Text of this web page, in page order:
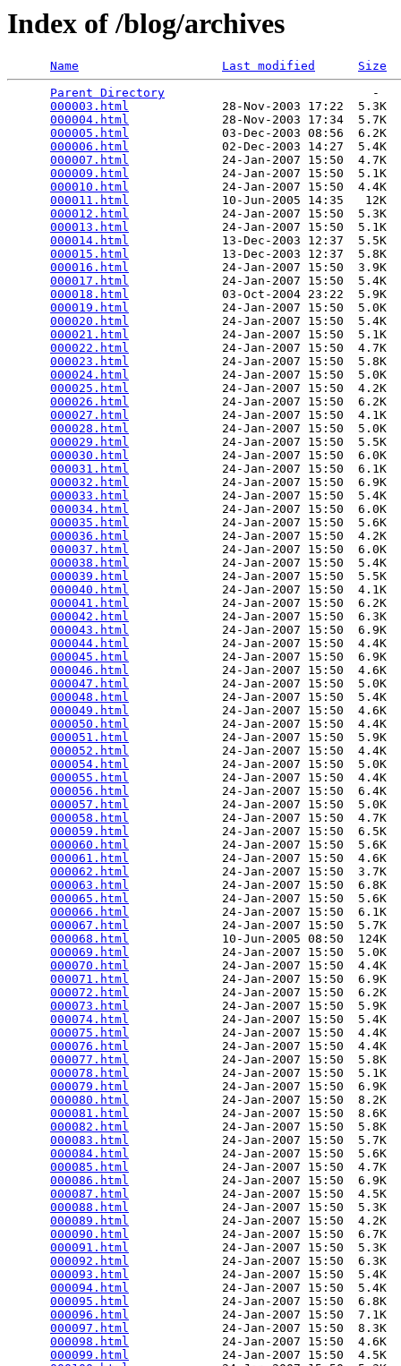
Index of /blog/archives
Name Last modified
Size
Parent Directory
                             -
000003.html
             28-Nov-2003 17:22  5.3K
000004.html
             28-Nov-2003 17:34  5.7K
000005.html
             03-Dec-2003 08:56  6.2K
000006.html
             02-Dec-2003 14:27  5.4K
000007.html
             24-Jan-2007 15:50  4.7K
000009.html
             24-Jan-2007 15:50  5.1K
000010.html
             24-Jan-2007 15:50  4.4K
000011.html
             10-Jun-2005 14:35   12K
000012.html
             24-Jan-2007 15:50  5.3K
000013.html
             24-Jan-2007 15:50  5.1K
000014.html
             13-Dec-2003 12:37  5.5K
000015.html
             13-Dec-2003 12:37  5.8K
000016.html
             24-Jan-2007 15:50  3.9K
000017.html
             24-Jan-2007 15:50  5.4K
000018.html
             03-Oct-2004 23:22  5.9K
000019.html
             24-Jan-2007 15:50  5.0K
000020.html
             24-Jan-2007 15:50  5.4K
000021.html
             24-Jan-2007 15:50  5.1K
000022.html
             24-Jan-2007 15:50  4.7K
000023.html
             24-Jan-2007 15:50  5.8K
000024.html
             24-Jan-2007 15:50  5.0K
000025.html
             24-Jan-2007 15:50  4.2K
000026.html
             24-Jan-2007 15:50  6.2K
000027.html
             24-Jan-2007 15:50  4.1K
000028.html
             24-Jan-2007 15:50  5.0K
000029.html
             24-Jan-2007 15:50  5.5K
000030.html
             24-Jan-2007 15:50  6.0K
000031.html
             24-Jan-2007 15:50  6.1K
000032.html
             24-Jan-2007 15:50  6.9K
000033.html
             24-Jan-2007 15:50  5.4K
000034.html
             24-Jan-2007 15:50  6.0K
000035.html
             24-Jan-2007 15:50  5.6K
000036.html
             24-Jan-2007 15:50  4.2K
000037.html
             24-Jan-2007 15:50  6.0K
000038.html
             24-Jan-2007 15:50  5.4K
000039.html
             24-Jan-2007 15:50  5.5K
000040.html
             24-Jan-2007 15:50  4.1K
000041.html
             24-Jan-2007 15:50  6.2K
000042.html
             24-Jan-2007 15:50  6.3K
000043.html
             24-Jan-2007 15:50  6.9K
000044.html
             24-Jan-2007 15:50  4.4K
000045.html
             24-Jan-2007 15:50  6.9K
000046.html
             24-Jan-2007 15:50  4.6K
000047.html
             24-Jan-2007 15:50  5.0K
000048.html
             24-Jan-2007 15:50  5.4K
000049.html
             24-Jan-2007 15:50  4.6K
000050.html
             24-Jan-2007 15:50  4.4K
000051.html
             24-Jan-2007 15:50  5.9K
000052.html
             24-Jan-2007 15:50  4.4K
000054.html
             24-Jan-2007 15:50  5.0K
000055.html
             24-Jan-2007 15:50  4.4K
000056.html
             24-Jan-2007 15:50  6.4K
000057.html
             24-Jan-2007 15:50  5.0K
000058.html
             24-Jan-2007 15:50  4.7K
000059.html
             24-Jan-2007 15:50  6.5K
000060.html
             24-Jan-2007 15:50  5.6K
000061.html
             24-Jan-2007 15:50  4.6K
000062.html
             24-Jan-2007 15:50  3.7K
000063.html
             24-Jan-2007 15:50  6.8K
000065.html
             24-Jan-2007 15:50  5.6K
000066.html
             24-Jan-2007 15:50  6.1K
000067.html
             24-Jan-2007 15:50  5.7K
000068.html
             10-Jun-2005 08:50  124K
000069.html
             24-Jan-2007 15:50  5.0K
000070.html
             24-Jan-2007 15:50  4.4K
000071.html
             24-Jan-2007 15:50  6.9K
000072.html
             24-Jan-2007 15:50  6.2K
000073.html
             24-Jan-2007 15:50  5.9K
000074.html
             24-Jan-2007 15:50  5.4K
000075.html
             24-Jan-2007 15:50  4.4K
000076.html
             24-Jan-2007 15:50  4.4K
000077.html
             24-Jan-2007 15:50  5.8K
000078.html
             24-Jan-2007 15:50  5.1K
000079.html
             24-Jan-2007 15:50  6.9K
000080.html
             24-Jan-2007 15:50  8.2K
000081.html
             24-Jan-2007 15:50  8.6K
000082.html
             24-Jan-2007 15:50  5.8K
000083.html
             24-Jan-2007 15:50  5.7K
000084.html
             24-Jan-2007 15:50  5.6K
000085.html
             24-Jan-2007 15:50  4.7K
000086.html
             24-Jan-2007 15:50  6.9K
000087.html
             24-Jan-2007 15:50  4.5K
000088.html
             24-Jan-2007 15:50  5.3K
000089.html
             24-Jan-2007 15:50  4.2K
000090.html
             24-Jan-2007 15:50  6.7K
000091.html
             24-Jan-2007 15:50  5.3K
000092.html
             24-Jan-2007 15:50  6.3K
000093.html
             24-Jan-2007 15:50  5.4K
000094.html
             24-Jan-2007 15:50  5.4K
000095.html
             24-Jan-2007 15:50  6.8K
000096.html
             24-Jan-2007 15:50  7.1K
000097.html
             24-Jan-2007 15:50  8.3K
000098.html
             24-Jan-2007 15:50  4.6K
000099.html
             24-Jan-2007 15:50  4.5K